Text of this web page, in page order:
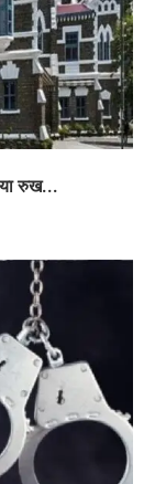
रुख...